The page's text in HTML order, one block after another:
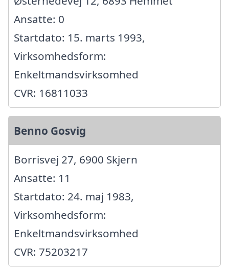
Ansatte: 0
Startdato: 15. marts 1993,
Virksomhedsform:
Enkeltmandsvirksomhed
CVR: 16811033
Benno Gosvig
Borrisvej 27, 6900 Skjern
Ansatte: 11
Startdato: 24. maj 1983,
Virksomhedsform:
Enkeltmandsvirksomhed
CVR: 75203217